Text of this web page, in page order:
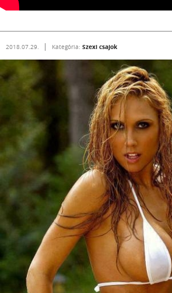
2018.07.29. Kategória: Szexi csajok